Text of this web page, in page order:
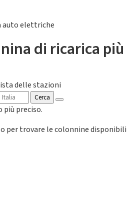
auto elettriche
di ricarica più
delle stazioni
Cerca
più preciso.
per trovare le colonnine disponibili